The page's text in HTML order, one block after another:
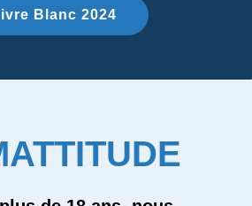
Blanc 2024